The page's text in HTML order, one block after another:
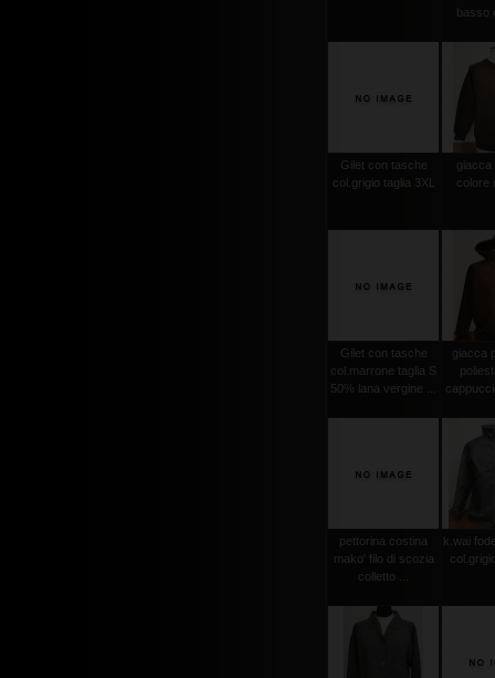
basso
Gilet con tasche
col.grigio taglia 3XL
colore
Gilet con tasche
col.marrone taglia S
50% lana vergine ...
giacca
pettorina costina
mako' filo di scozia
colletto ...
k.wai